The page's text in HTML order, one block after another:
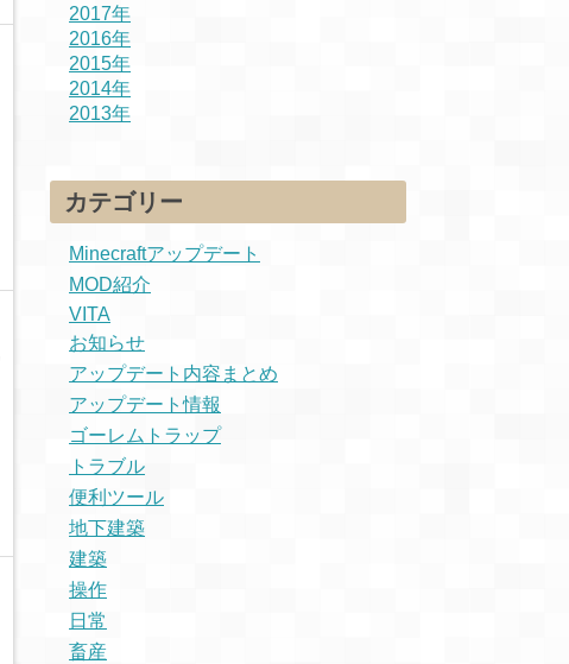
2017年
2016年
2015年
2014年
2013年
カテゴリー
Minecraftアップデート
MOD紹介
VITA
お知らせ
アップデート内容まとめ
アップデート情報
ゴーレムトラップ
トラブル
便利ツール
地下建築
建築
操作
日常
畜産